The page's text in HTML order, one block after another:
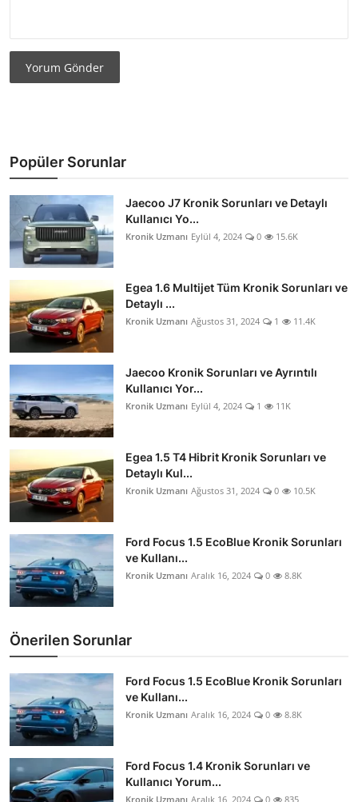
Yorum Gönder
Popüler Sorunlar
Jaecoo J7 Kronik Sorunları ve Detaylı
Kullanıcı Yo...
Kronik Uzmanı Eylül 4, 2024 0 15.6K
Egea 1.6 Multijet Tüm Kronik Sorunları ve
Detaylı ...
Kronik Uzmanı Ağustos 31, 2024 1 11.4K
Jaecoo Kronik Sorunları ve Ayrıntılı
Kullanıcı Yor...
Kronik Uzmanı Eylül 4, 2024 1 11K
Egea 1.5 T4 Hibrit Kronik Sorunları ve
Detaylı Kul...
Kronik Uzmanı Ağustos 31, 2024 0 10.5K
Ford Focus 1.5 EcoBlue Kronik Sorunları
ve Kullanı...
Kronik Uzmanı Aralık 16, 2024 0 8.8K
Önerilen Sorunlar
Ford Focus 1.5 EcoBlue Kronik Sorunları
ve Kullanı...
Kronik Uzmanı Aralık 16, 2024 0 8.8K
Ford Focus 1.4 Kronik Sorunları ve
Kullanıcı Yorum...
Kronik Uzmanı Aralık 16, 2024 0 835